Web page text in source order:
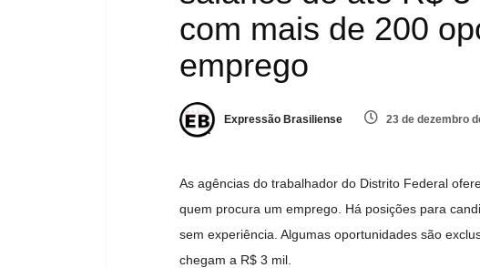
com mais de 200
emprego
Expressão Brasiliense 23 de dezembro
As agências do trabalhador do Distrito Federal
quem procura um emprego. Há posições para
sem experiência. Algumas oportunidades são
chegam a R$ 3 mil.